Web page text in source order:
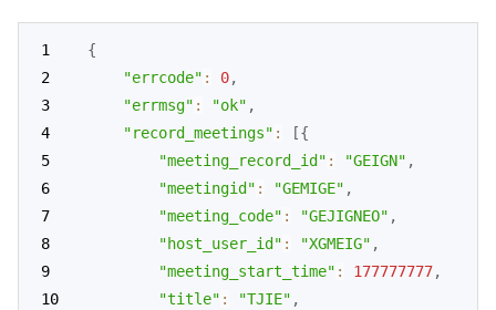
{
"errcode" : 0,
"errmsg" : "ok" ,
"record_meetings" : [{
"meeting_record_id" : "GEIGN" ,
"meetingid" : "GEMIGE" ,
"meeting_code" : "GEJIGNEO" ,
"host_user_id" : "XGMEIG" ,
"meeting_start_time" : 177777777,
"title" : "TJIE" ,